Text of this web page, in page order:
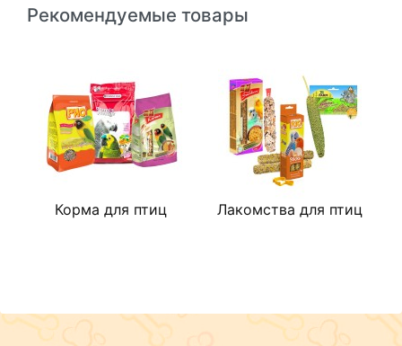
Рекомендуемые товары
Корма для птиц Лакомства для птиц